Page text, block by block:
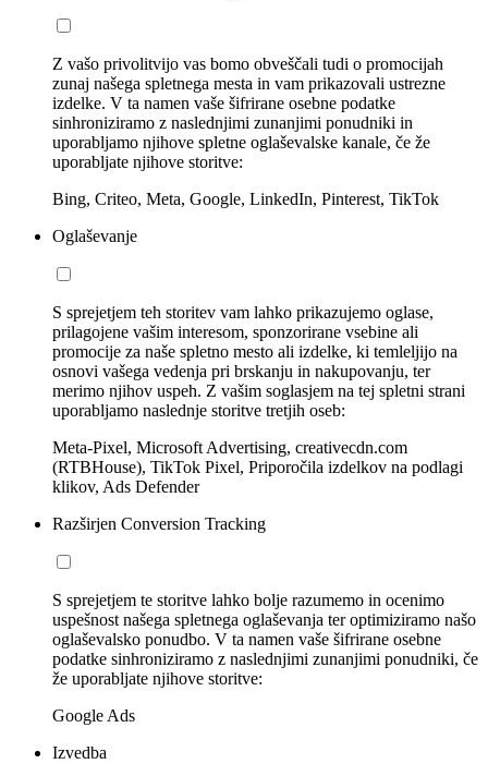
Z vašo privolitvijo vas bomo obveščali tudi o promocijah
zunaj našega spletnega mesta in vam prikazovali ustrezne
izdelke. V ta namen vaše šifrirane osebne podatke
sinhroniziramo z naslednjimi zunanjimi ponudniki in
uporabljamo njihove spletne oglaševalske kanale, če že
uporabljate njihove storitve:
Bing, Criteo, Meta, Google, LinkedIn, Pinterest, TikTok
Oglaševanje
S sprejetjem teh storitev vam lahko prikazujemo oglase,
prilagojene vašim interesom, sponzorirane vsebine ali
promocije za naše spletno mesto ali izdelke, ki temleljijo na
osnovi vašega vedenja pri brskanju in nakupovanju, ter
merimo njihov uspeh. Z vašim soglasjem na tej spletni strani
uporabljamo naslednje storitve tretjih oseb:
Meta-Pixel, Microsoft Advertising, creativecdn.com
(RTBHouse), TikTok Pixel, Priporočila izdelkov na podlagi
klikov, Ads Defender
Razširjen Conversion Tracking
S sprejetjem te storitve lahko bolje razumemo in ocenimo
uspešnost našega spletnega oglaševanja ter optimiziramo našo
oglaševalsko ponudbo. V ta namen vaše šifrirane osebne
podatke sinhroniziramo z naslednjimi zunanjimi ponudniki, če
že uporabljate njihove storitve:
Google Ads
Izvedba